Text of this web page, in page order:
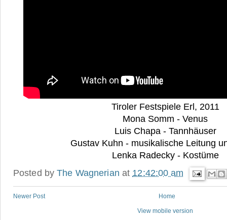
Tiroler Festspiele Erl, 2011
Mona Somm - Venus
Luis Chapa - Tannhäuser
Gustav Kuhn - musikalische Leitung
Lenka Radecky - Kostüme
Posted byThe Wagnerian at 12:42:00 am
Newer Post Home
View mobile version